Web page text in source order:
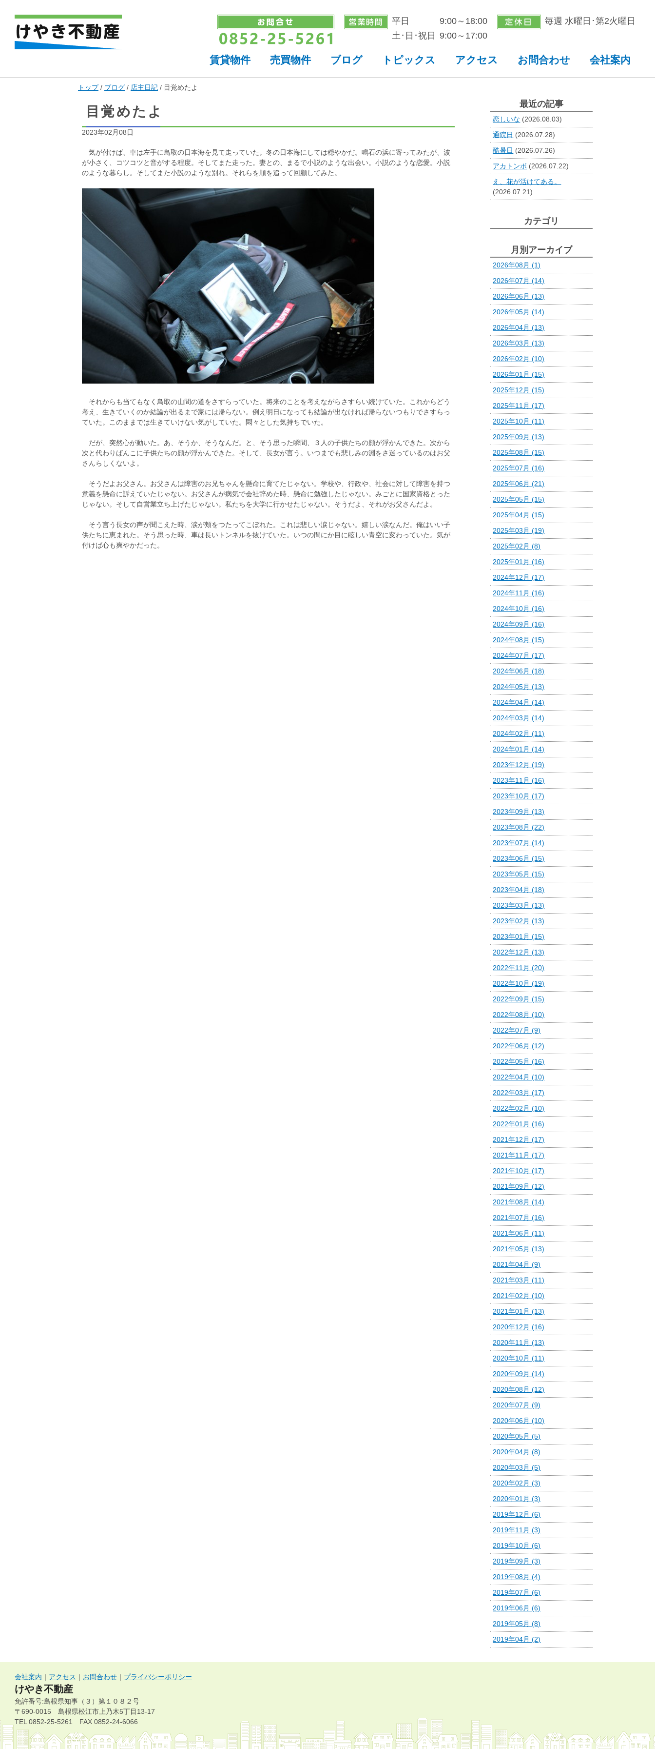
平日
9:00～18:00
土･日･祝日
9:00～17:00
毎週 水曜日･第2火曜日
賃貸物件 売買物件 ブログ トピックス アクセス お問合わせ 会社案内
現
置：
トップ/ ブログ / 店主日記 / 目覚めたよ
目覚めたよ
2023年02月08日
気が付けば、車は左手に鳥取の日本海を見て走っていた。冬の日本海にしては穏やかだ。鳴石の浜に寄ってみたが、波
が小さく、コツコツと音がする程度。そしてまた走った。妻との、まるで小説のような出会い。小説のような恋愛。小説
のような暮らし。そしてまた小説のような別れ。それらを順を追って回顧してみた。
それからも当てもなく鳥取の山間の道をさすらっていた。将来のことを考えながらさすらい続けていた。これからどう
考え、生きていくのか結論が出るまで家には帰らない。例え明日になっても結論が出なければ帰らないつもりでさすらっ
ていた。このままでは生きていけない気がしていた。悶々とした気持ちでいた。
だが、突然心が動いた。あ、そうか、そうなんだ。と、そう思った瞬間、３人の子供たちの顔が浮かんできた。次から
次と代わりばんこに子供たちの顔が浮かんできた。そして、長女が言う。いつまでも悲しみの淵をさ迷っているのはお父
さんらしくないよ。
そうだよお父さん。お父さんは障害のお兄ちゃんを懸命に育てたじゃない。学校や、行政や、社会に対して障害を持つ
意義を懸命に訴えていたじゃない。お父さんが病気で会社辞めた時、懸命に勉強したじゃない。みごとに国家資格とった
じゃない。そして自営業立ち上げたじゃない。私たちを大学に行かせたじゃない。そうだよ、それがお父さんだよ。
そう言う長女の声が聞こえた時、涙が頬をつたってこぼれた。これは悲しい涙じゃない。嬉しい涙なんだ。俺はいい子
供たちに恵まれた。そう思った時、車は長いトンネルを抜けていた。いつの間にか目に眩しい青空に変わっていた。気が
付けば心も爽やかだった。
最近の記事
恋しいな (2026.08.03)
通院日 (2026.07.28)
酷暑日 (2026.07.26)
アカトンボ (2026.07.22)
え、花が活けてある。
(2026.07.21)
カテゴリ
月別アーカイブ
2026年08月 (1)
2026年07月 (14)
2026年06月 (13)
2026年05月 (14)
2026年04月 (13)
2026年03月 (13)
2026年02月 (10)
2026年01月 (15)
2025年12月 (15)
2025年11月 (17)
2025年10月 (11)
2025年09月 (13)
2025年08月 (15)
2025年07月 (16)
2025年06月 (21)
2025年05月 (15)
2025年04月 (15)
2025年03月 (19)
2025年02月 (8)
2025年01月 (16)
2024年12月 (17)
2024年11月 (16)
2024年10月 (16)
2024年09月 (16)
2024年08月 (15)
2024年07月 (17)
2024年06月 (18)
2024年05月 (13)
2024年04月 (14)
2024年03月 (14)
2024年02月 (11)
2024年01月 (14)
2023年12月 (19)
2023年11月 (16)
2023年10月 (17)
2023年09月 (13)
2023年08月 (22)
2023年07月 (14)
2023年06月 (15)
2023年05月 (15)
2023年04月 (18)
2023年03月 (13)
2023年02月 (13)
2023年01月 (15)
2022年12月 (13)
2022年11月 (20)
2022年10月 (19)
2022年09月 (15)
2022年08月 (10)
2022年07月 (9)
2022年06月 (12)
2022年05月 (16)
2022年04月 (10)
2022年03月 (17)
2022年02月 (10)
2022年01月 (16)
2021年12月 (17)
2021年11月 (17)
2021年10月 (17)
2021年09月 (12)
2021年08月 (14)
2021年07月 (16)
2021年06月 (11)
2021年05月 (13)
2021年04月 (9)
2021年03月 (11)
2021年02月 (10)
2021年01月 (13)
2020年12月 (16)
2020年11月 (13)
2020年10月 (11)
2020年09月 (14)
2020年08月 (12)
2020年07月 (9)
2020年06月 (10)
2020年05月 (5)
2020年04月 (8)
2020年03月 (5)
2020年02月 (3)
2020年01月 (3)
2019年12月 (6)
2019年11月 (3)
2019年10月 (6)
2019年09月 (3)
2019年08月 (4)
2019年07月 (6)
2019年06月 (6)
2019年05月 (8)
2019年04月 (2)
会社案内 ｜ アクセス ｜ お問合わせ ｜ プライバシーポリシー
けやき不動産
免許番号:島根県知事（３）第１０８２号
〒690-0015 島根県松江市上乃木5丁目13-17
TEL 0852-25-5261 FAX 0852-24-6066